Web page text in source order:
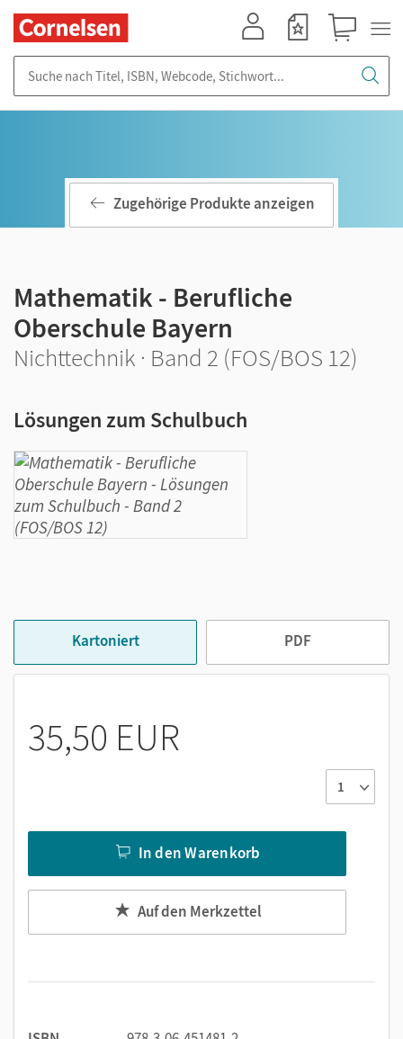
Zugehörige Produkte anzeigen
Mathematik - Berufliche
Oberschule Bayern
Nichttechnik · Band 2 (FOS/BOS 12)
Lösungen zum Schulbuch
Kartoniert PDF
35,50 EUR
In den Warenkorb
Auf den Merkzettel